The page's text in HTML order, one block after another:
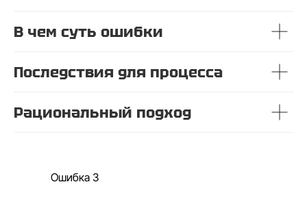
В чем суть ошибки
Последствия для процесса
Рациональный подход
Ошибка 3